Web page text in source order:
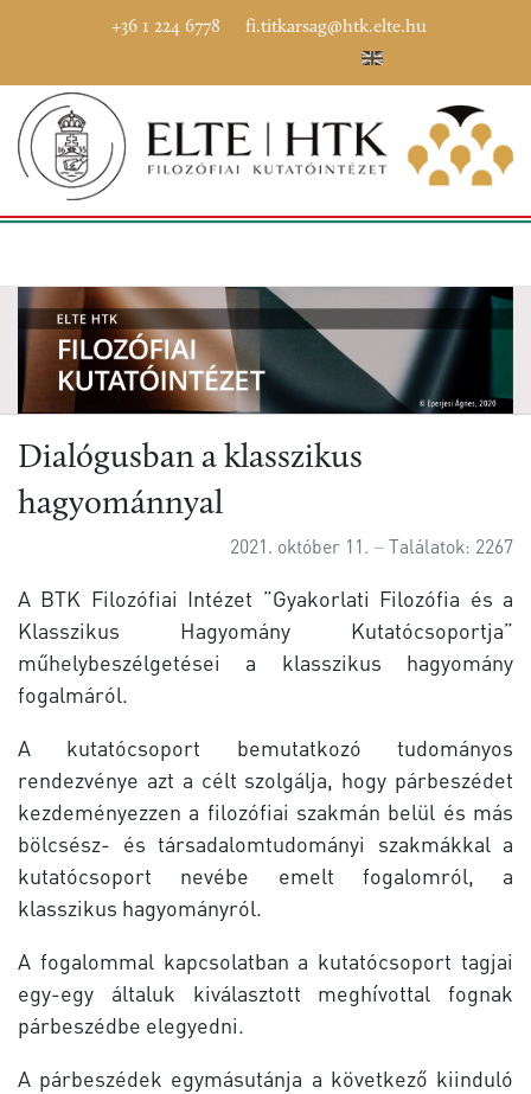
+36 1 224 6778 fi.titkarsag@htk.elte.hu
Dialógusban a klasszikus
hagyománnyal
2021. október 11. Találatok: 2267
A BTK Filozófiai Intézet ”Gyakorlati Filozófia és a
Klasszikus Hagyomány Kutatócsoportja”
műhelybeszélgetései a klasszikus hagyomány
fogalmáról.
A kutatócsoport bemutatkozó tudományos
rendezvénye azt a célt szolgálja, hogy párbeszédet
kezdeményezzen a filozófiai szakmán belül és más
bölcsész- és társadalomtudományi szakmákkal a
kutatócsoport nevébe emelt fogalomról, a
klasszikus hagyományról.
A fogalommal kapcsolatban a kutatócsoport tagjai
egy-egy általuk kiválasztott meghívottal fognak
párbeszédbe elegyedni.
A párbeszédek egymásutánja a következő kiinduló